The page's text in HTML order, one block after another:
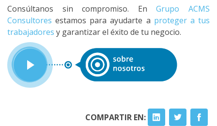
Consúltanos sin compromiso. EnGrupo ACMS
Consultores estamos para ayudarte a proteger a tus
trabajadores y garantizar el éxito de tu negocio.
COMPARTIR EN: